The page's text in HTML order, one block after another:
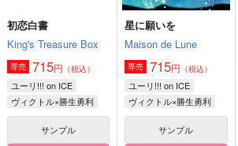
初恋白書
King's Treasure Box
専売 715円 （税込）
ユーリ!!! on ICE
ヴィクトル×勝生勇利
サンプル
星に願いを
Maison de Lune
専売 715円 （税込）
ユーリ!!! on ICE
ヴィクトル×勝生勇利
サンプル